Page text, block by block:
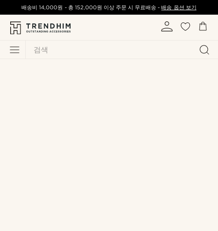
검색
배송비14,000원 - 총 152,000원 이상 주문 시 무료배송 -배송 옵션 보기